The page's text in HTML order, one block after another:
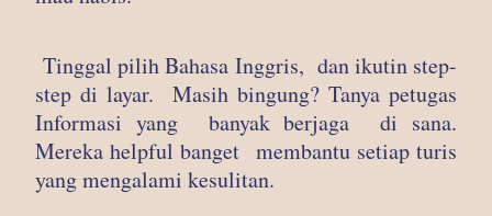
Tinggal pilih Bahasa Inggris, dan ikutin step-
step di layar. Masih bingung? Tanya petugas
Informasi yang banyak berjaga di sana.
Mereka helpful banget membantu setiap turis
yang mengalami kesulitan.